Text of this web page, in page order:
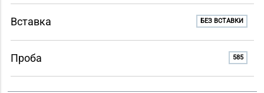
Вставка БЕЗ ВСТАВКИ
Проба 585